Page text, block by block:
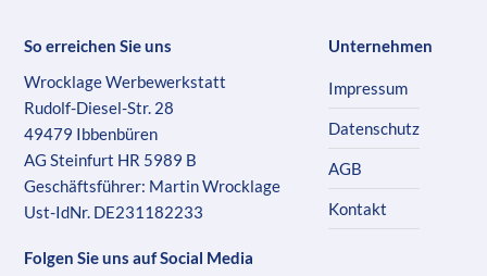
So erreichen Sie uns
Wrocklage Werbewerkstatt
Rudolf-Diesel-Str. 28
49479 Ibbenbüren
AG Steinfurt HR 5989 B
Geschäftsführer: Martin Wrocklage
Ust-IdNr. DE231182233
Folgen Sie uns auf Social Media
Unternehmen
Impressum
Datenschutz
AGB
Kontakt